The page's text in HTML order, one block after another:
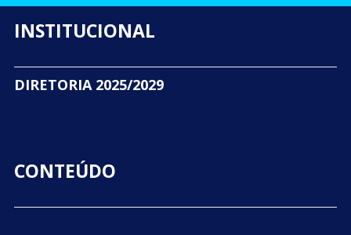
INSTITUCIONAL
DIRETORIA 2025/2029
CONTEÚDO